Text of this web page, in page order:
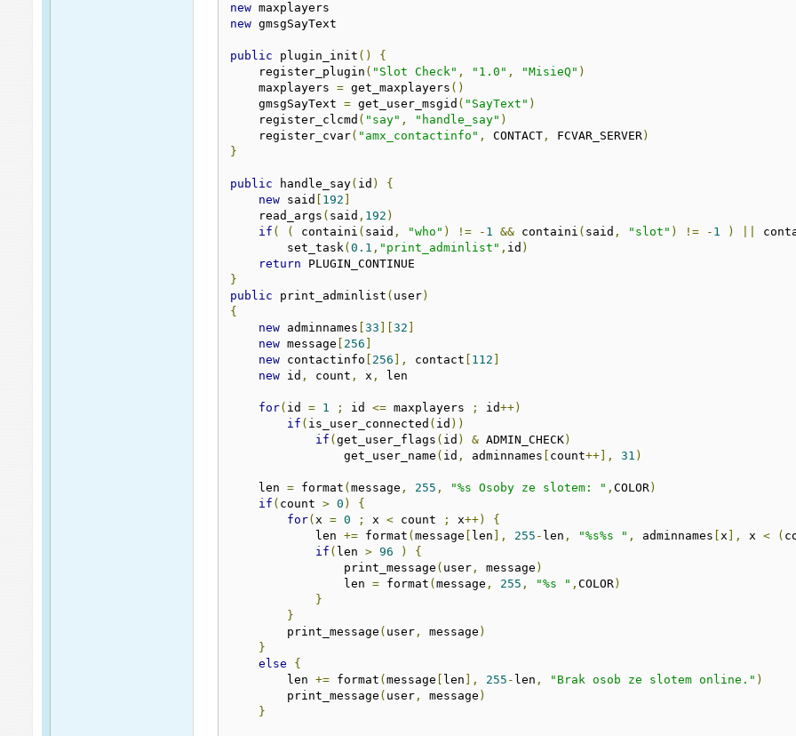
new
new gmsgSayText
public plugin_init ()
{
    register_plugin
( "Slot Check" , "1.0" , "MisieQ" )
    maxplayers
= get_maxplayers ()
    gmsgSayText
= get_user_msgid ( "SayText" )
    register_clcmd
( "say" , "handle_say" )
    register_cvar
( "amx_contactinfo" , CONTACT , FCVAR_SERVER)
}
public handle_say( id )
{
new said 192
    read_args
( said , 192 )
if ( ( containi ( said , "who" ) != - 1 && containi ( said , "slot" ) != - 1 )
        set_task
(0.1 , "print_adminlist" , id )
return
}
public print_adminlist ( user)
{
new adminnames [33 ][32
new message 256
new contactinfo 256 ], contact 112
new id , count , x , len
for( id = 1 ; id <= maxplayers ; id++)
if ( is_user_connected ( id ))
if (get_user_flags ( id ) & ADMIN_CHECK)
                get_user_name
( id , adminnames count++], 31 )
    len
= format (message , 255 , "%s Osoby ze slotem: " ,COLOR)
if ( count > 0 )
{
for(x = 0 ; x < count ; x++)
{
            len
+= format (message len ], 255 - len , "%s%s " , adminnames [x ], x < (
if ( len > 96 )
{
                print_message
( user , message )
                len
= format (message , 255 , "%s " ,COLOR)
}
}
        print_message
( user , message )
}
else
{
        len
+= format (message len ], 255 - len , "Brak osob ze slotem online." )
        print_message
( user , message )
}